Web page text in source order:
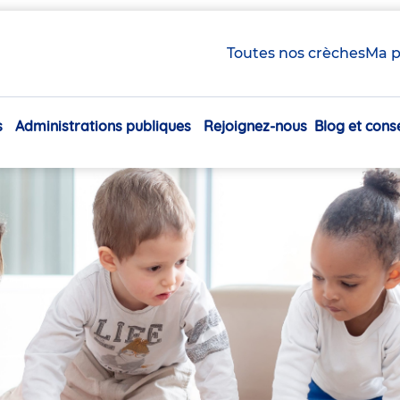
Toutes nos crèchesMa
Navigation
Administrations publiques Rejoignez-nous Blog et